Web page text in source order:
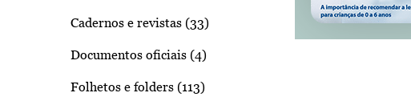
Cadernos e revistas (33)
Documentos oficiais (4)
Folhetos e folders (113)